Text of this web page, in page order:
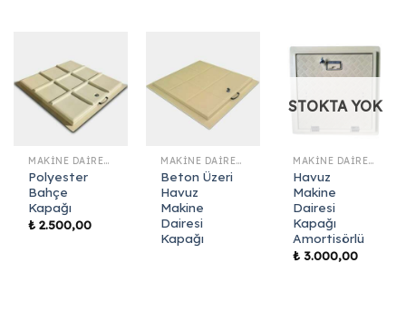
MAKINE DAIRESI KAPAKLARI
Polyester
Bahçe
Kapağı
₺ 2.500,00
MAKINE DAIRESI KAPAKLARI
Beton Üzeri
Havuz
Makine
Dairesi
Kapağı
STOKTA YOK
MAKINE DAIRESI KAPAKLARI
Havuz
Makine
Dairesi
Kapağı
Amortisörlü
₺ 3.000,00